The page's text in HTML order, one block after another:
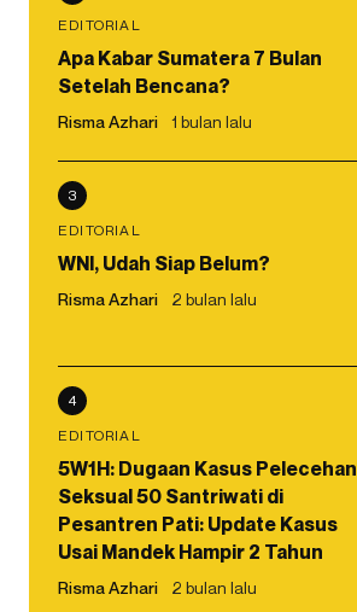
EDITORIAL
Apa Kabar Sumatera 7 Bulan
Setelah Bencana?
Risma Azhari 1 bulan lalu
3
EDITORIAL
WNI, Udah Siap Belum?
Risma Azhari 2 bulan lalu
4
EDITORIAL
5W1H: Dugaan Kasus Pelecehan
Seksual 50 Santriwati di
Pesantren Pati: Update Kasus
Usai Mandek Hampir 2 Tahun
Risma Azhari 2 bulan lalu